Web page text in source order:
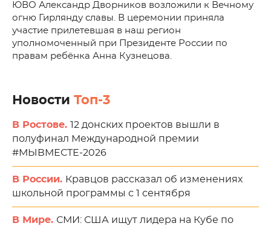
ЮВО Александр Дворников возложили к Вечному
огню Гирлянду славы. В церемонии приняла
участие прилетевшая в наш регион
уполномоченный при Президенте России по
правам ребёнка Анна Кузнецова.
Новости Топ-3
В Ростове. 12 донских проектов вышли в
полуфинал Международной премии
#МЫВМЕСТЕ-2026
В России. Кравцов рассказал об изменениях
школьной программы с 1 сентября
В Мире. СМИ: США ищут лидера на Кубе по